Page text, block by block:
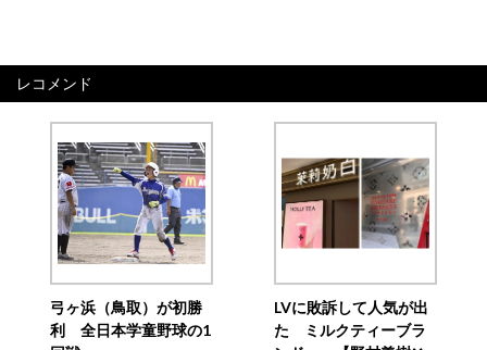
レコメンド
弓ヶ浜（鳥取）が初勝
利 全日本学童野球の1
LVに敗訴して人気が出
た ミルクティーブラ